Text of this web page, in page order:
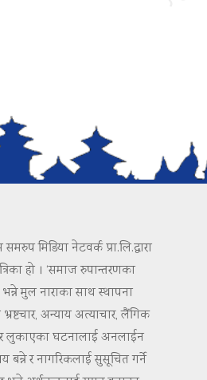
मिडिया नेटवर्क प्रा.लि.द्वारा
हो । ‘समाज रुपान्तरणका
मुल नाराका साथ स्थापना
अन्याय अत्याचार, लैंगिक
लुकाएका घटनालाई अनलाईन
बन्ने र नागरिकलाई सुसूचित गर्ने